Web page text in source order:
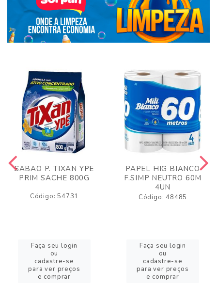
SABAO P. TIXAN YPE
PRIM SACHE 800G
Código: 54731
Faça seu login
ou
cadastre-se
para ver preços
e comprar
PAPEL HIG BIANCO
F.SIMP NEUTRO 60M
4UN
Código: 48485
Faça seu login
ou
cadastre-se
para ver preços
e comprar